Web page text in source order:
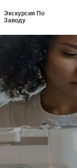
Экскурсия По
Заводу